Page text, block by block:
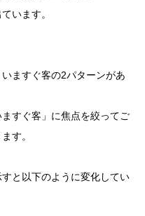
います。
ますぐ客の2パターンがあ
すぐ客」に焦点を絞ってご
す。
と以下のように変化してい